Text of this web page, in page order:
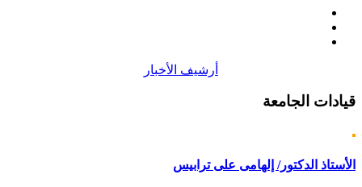
أرشيف الأخبار
قيادات الجامعة
الأستاذ الدكتور/ إلهامى على ترابيس